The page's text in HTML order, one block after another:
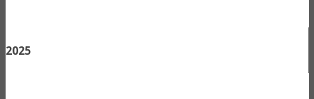
2025